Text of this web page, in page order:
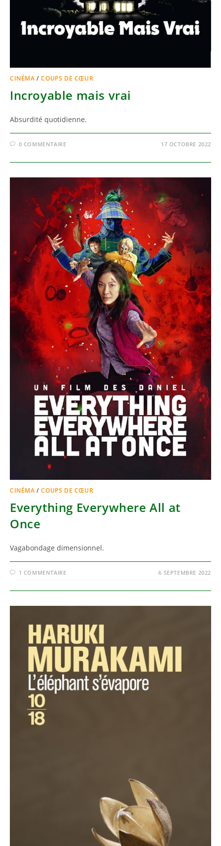
CINÉMA /COUPS DE CŒUR
Incroyable mais vrai
Absurdité quotidienne.
0 COMMENTAIRE 17 OCTOBRE 2022
CINÉMA /COUPS DE CŒUR
Everything Everywhere All at
Once
Vagabondage dimensionnel.
1 COMMENTAIRE 6 SEPTEMBRE 2022